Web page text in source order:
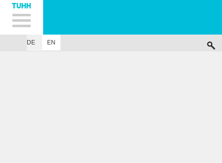
Hauptnavigation
Unternavigation
Inhalt
Suche
DE EN